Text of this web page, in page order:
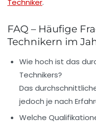
Techniker.
FAQ – Häufige
Technikern im
Wie hoch ist das
Technikers?
Das
jedoch je nach
Welche